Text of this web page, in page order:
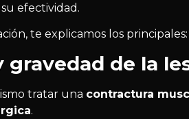
efectividad.
te explicamos los principales:
gravedad de la
tratar una contractura
.